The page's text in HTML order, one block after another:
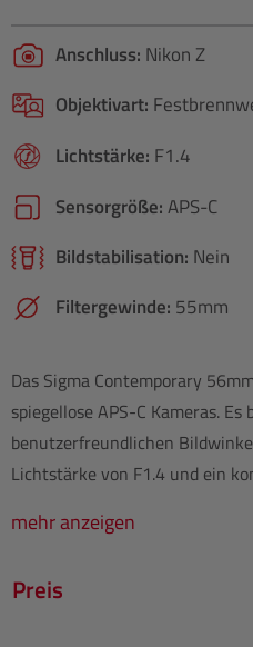
Anschluss: Nikon Z
Objektivart:
Lichtstärke: F1.4
Sensorgröße:APS-C
Bildstabilisation: Nein
Filtergewinde: 55mm
Das Sigma Contemporary
spiegellose APS-C Kameras.
benutzerfreundlichen
Lichtstärke von F1.4 und ein
mehr anzeigen
Preis